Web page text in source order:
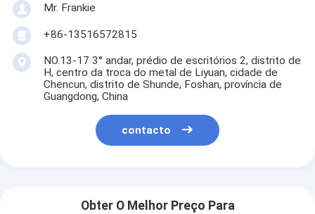
Mr. Frankie
+86-13516572815
NO.13-17 3° andar, prédio de escritórios 2, distrito de
H, centro da troca do metal de Liyuan, cidade de
Chencun, distrito de Shunde, Foshan, província de
Guangdong, China
contacto
Obter O Melhor Preço Para